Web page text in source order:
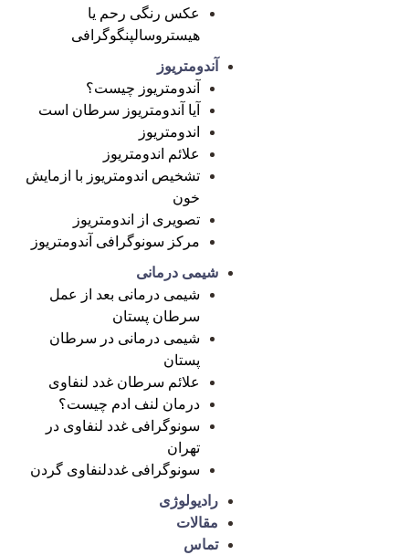
عکس رنگی رحم یا
هیستروسالپنگوگرافی
آندومتریوز
آندومتریوز چیست؟
آیا آندومتریوز سرطان است
اندومتریوز
علائم اندومتریوز
تشخیص اندومتریوز با ازمایش
خون
تصویری از اندومتریوز
مرکز سونوگرافی آندومتریوز
شیمی درمانی
شیمی درمانی بعد از عمل
سرطان پستان
شیمی درمانی در سرطان
پستان
علائم سرطان غدد لنفاوی
درمان لنف ادم چیست؟
سونوگرافی غدد لنفاوی در
تهران
سونوگرافی غددلنفاوی گردن
رادیولوژی
مقالات
تماس